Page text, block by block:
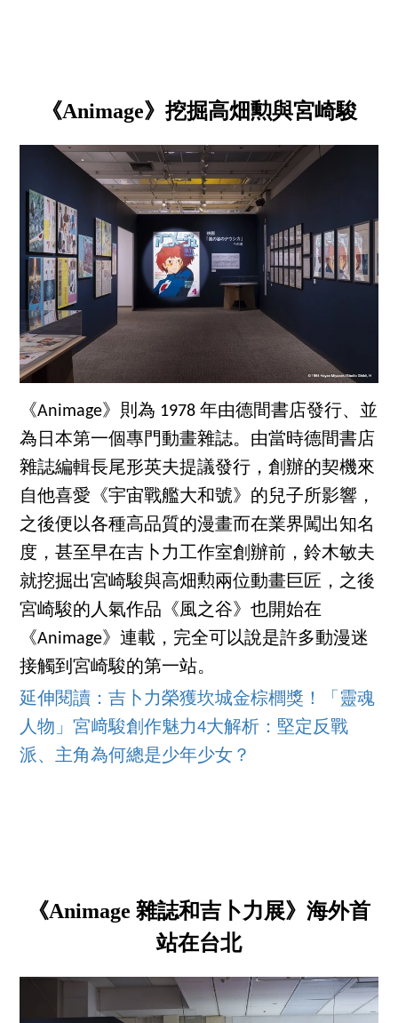
《Animage》挖掘高畑勲與宮崎駿
《Animage》則為 1978 年由德間書店發行、並
為日本第一個專門動畫雜誌。由當時德間書店
雜誌編輯長尾形英夫提議發行，創辦的契機來
自他喜愛《宇宙戰艦大和號》的兒子所影響，
之後便以各種高品質的漫畫而在業界闖出知名
度，甚至早在吉卜力工作室創辦前，鈴木敏夫
就挖掘出宮崎駿與高畑勲兩位動畫巨匠，之後
宮崎駿的人氣作品《風之谷》也開始在
《Animage》連載，完全可以說是許多動漫迷
接觸到宮崎駿的第一站。
延伸閱讀：吉卜力榮獲坎城金棕櫚獎！「靈魂
人物」宮﨑駿創作魅力4大解析：堅定反戰
派、主角為何總是少年少女？
《Animage 雜誌和吉卜力展》海外首
站在台北